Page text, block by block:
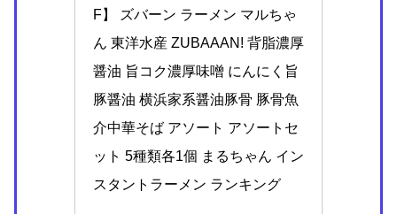
F】 ズバーン ラーメン マルちゃ
ん 東洋水産 ZUBAAAN! 背脂濃厚
醤油 旨コク濃厚味噌 にんにく旨
豚醤油 横浜家系醤油豚骨 豚骨魚
介中華そば アソート アソートセ
ット 5種類各1個 まるちゃん イン
スタントラーメン ランキング